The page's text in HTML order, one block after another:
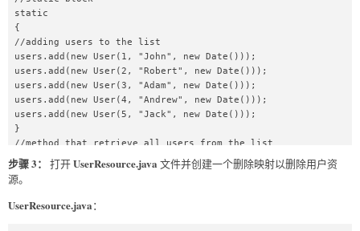
static
{
//adding users to the list
users.add(new User(1, "John", new Date()));
users.add(new User(2, "Robert", new Date()));
users.add(new User(3, "Adam", new Date()));
users.add(new User(4, "Andrew", new Date()));
users.add(new User(5, "Jack", new Date()));
}
//method that retrieve all users from the list
public List<User> findAll()
{
return users;
}
//method that adds a user in the list
步骤 3： 打开UserResource.java 文件并创建一个删除映射以删除用户资
源。
UserResource.java：